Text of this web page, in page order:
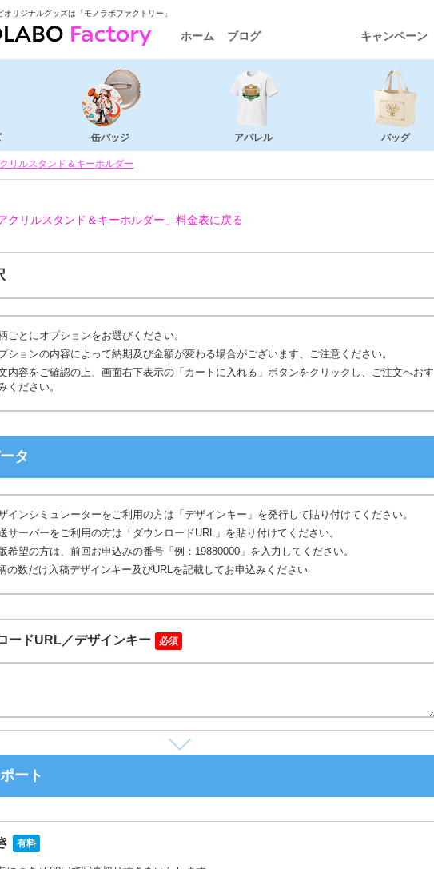
リジナルグッズは「モノラボファクトリー」
ホーム ブログ キャンペーン
缶バッジ アパレル バッグ
リルスタンド＆キーホルダー
クリルスタンド＆キーホルダー」 料金表に戻る
ごとにオプションをお選びください。
ションの内容によって納期及び金額が変わる場合がございます、ご注意ください。
内容をご確認の上、画面右下表示の「カートに入れる」ボタンをクリックし、ご注文へおす
ください。
タ
インシミュレーターをご利用の方は「デザインキー」を発行して貼り付けてください。
サーバーをご利用の方は「ダウンロードURL」を貼り付けてください。
希望の方は、前回お申込みの番号「例：19880000」を入力してください。
の数だけ入稿デザインキー及びURLを記載してお申込みください
ードURL／デザインキー 必須
ート
有料